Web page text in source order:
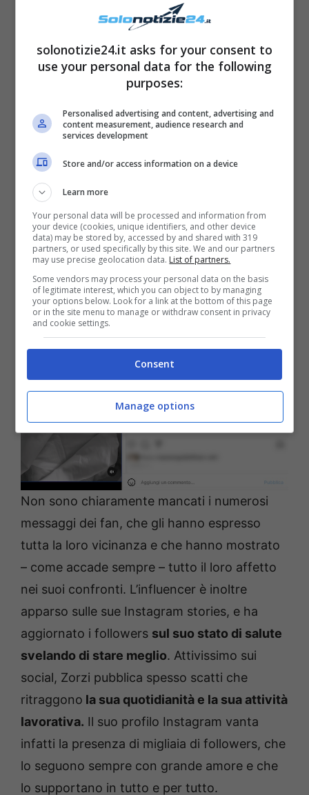
sarebbe stato tutto più semplice
continuato Zorzi. Lo showman ha anche reso
note le parole dell’urologo, il quale gli ha detto
che tornerà tutto come prima e
che potranno
Non sono chiaramente mancati i numerosi
messaggi dei fan, che gli hanno espresso
tutta la loro vicinanza e che hanno mostrato
– come accade sempre – tutto il loro affetto
nei suoi confronti. L’influencer è inoltre
apparso sulle sue Instagram stories, e ha
aggiornato i followers sul suo stato di salute
svelando di stare meglio. Attivissimo sui
social, Zorzi pubblica spesso scatti che
ritraggono la sua quotidianità e la sua attività
lavorativa. Il suo profilo Instagram vanta
infatti la presenza di migliaia di followers, che
lo seguono sempre con grande amore e che
lo supportano in tutto e per tutto.
solonotizie24.it asks for your consent to
use your personal data for the following
purposes:
Personalised advertising and content, advertising and
content measurement, audience research and
services development
Store and/or access information on a device
Learn more
Your personal data will be processed and information from
your device (cookies, unique identifiers, and other device
data) may be stored by, accessed by and shared with 319
partners, or used specifically by this site. We and our partners
may use precise geolocation data. List of partners.
Some vendors may process your personal data on the basis
of legitimate interest, which you can object to by managing
your options below. Look for a link at the bottom of this page
or in the site menu to manage or withdraw consent in privacy
and cookie settings.
Consent
Manage options